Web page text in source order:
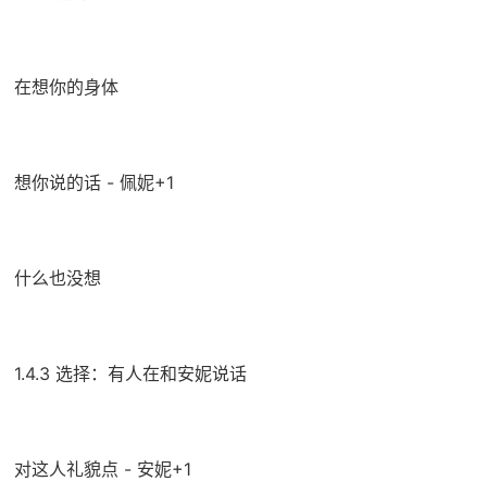
在想你的身体
想你说的话 - 佩妮+1
什么也没想
1.4.3 选择：有人在和安妮说话
对这人礼貌点 - 安妮+1